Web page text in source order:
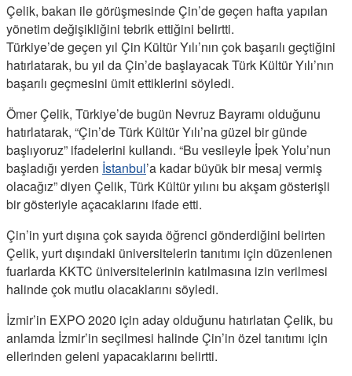
Çelik, bakan ile görüşmesinde Çin’de geçen hafta yapılan
yönetim değişikliğini tebrik ettiğini belirtti.
Türkiye’de geçen yıl Çin Kültür Yılı’nın çok başarılı geçtiğini
hatırlatarak, bu yıl da Çin’de başlayacak Türk Kültür Yılı’nın
başarılı geçmesini ümit ettiklerini söyledi.
Ömer Çelik, Türkiye’de bugün Nevruz Bayramı olduğunu
hatırlatarak, “Çin’de Türk Kültür Yılı’na güzel bir günde
başlıyoruz” ifadelerini kullandı. “Bu vesileyle İpek Yolu’nun
başladığı yerden İstanbul’a kadar büyük bir mesaj vermiş
olacağız” diyen Çelik, Türk Kültür yılını bu akşam gösterişli
bir gösteriyle açacaklarını ifade etti.
Çin’in yurt dışına çok sayıda öğrenci gönderdiğini belirten
Çelik, yurt dışındaki üniversitelerin tanıtımı için düzenlenen
fuarlarda KKTC üniversitelerinin katılmasına izin verilmesi
halinde çok mutlu olacaklarını söyledi.
İzmir’in EXPO 2020 için aday olduğunu hatırlatan Çelik, bu
anlamda İzmir’in seçilmesi halinde Çin’in özel tanıtımı için
ellerinden geleni yapacaklarını belirtti.